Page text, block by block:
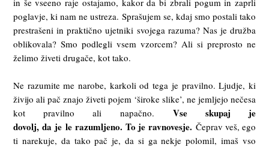
in še vseeno raje ostajamo, kakor da bi zbrali pogum in zaprli
poglavje, ki nam ne ustreza. Sprašujem se, kdaj smo postali tako
prestrašeni in praktično ujetniki svojega razuma? Nas je družba
oblikovala? Smo podlegli vsem vzorcem? Ali si preprosto ne
želimo živeti drugače, kot tako.
Ne razumite me narobe, karkoli od tega je pravilno. Ljudje, ki
živijo ali pač znajo živeti pojem ‘široke slike’, ne jemljejo nečesa
kot pravilno ali napačno. Vse skupaj je
dovolj, da je le razumljeno. To je ravnovesje. Čeprav veš, ego
ti narekuje, da tako pač je, da si ga nekje polomil, imaš vso